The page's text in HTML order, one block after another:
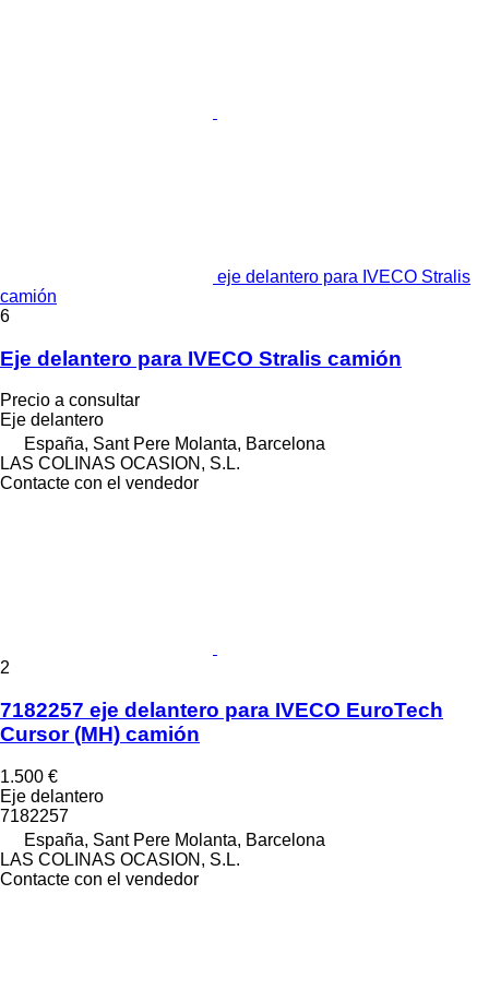
eje delantero para IVECO Stralis
camión
6
Eje delantero para IVECO Stralis camión
Precio a consultar
Eje delantero
España, Sant Pere Molanta, Barcelona
LAS COLINAS OCASION, S.L.
Contacte con el vendedor
2
7182257 eje delantero para IVECO EuroTech
Cursor (MH) camión
1.500 €
Eje delantero
7182257
España, Sant Pere Molanta, Barcelona
LAS COLINAS OCASION, S.L.
Contacte con el vendedor